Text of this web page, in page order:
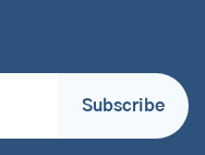
Subscribe